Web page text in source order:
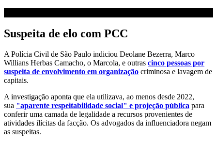
Suspeita de elo com PCC
A Polícia Civil de São Paulo indiciou Deolane Bezerra, Marco
Willians Herbas Camacho, o Marcola, e outras cinco pessoas por
suspeita de envolvimento em organização criminosa e lavagem de
capitais.
A investigação aponta que ela utilizava, ao menos desde 2022,
sua "aparente respeitabilidade social" e projeção pública para
conferir uma camada de legalidade a recursos provenientes de
atividades ilícitas da facção. Os advogados da influenciadora negam
as suspeitas.